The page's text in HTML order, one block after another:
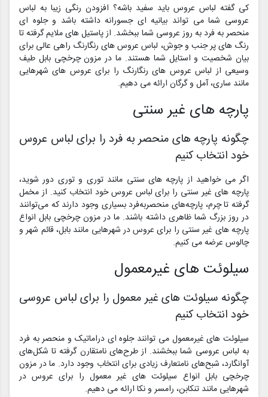
کی گفته لباس عروس باید سفید باشه؟ افزودن رنگی زیبا به لباس
عروسی شما می تواند بیانیه ای جسورانه داشته باشد و جلوه ای
منحصر به فرد به روز عروسی شما ببخشد. از پاستیل های ملایم گرفته تا
رنگ های پر جنب و جوش، لباس عروس های رنگارنگ راهی عالی برای
بیان شخصیت و استایل شما هستند. ما در مزون چرخچی بابل طیف
وسیعی از لباس عروس های رنگارنگ را برای عروس های شهرهایی
مانند ساری، آمل و گرگان ارائه می دهیم.
پارچه های غیر سنتی
چگونه پارچه های منحصر به فرد را برای لباس عروس
خود انتخاب کنیم
اگر می خواهید از پارچه های سنتی مانند توری و توری دور شوید،
پارچه های غیر سنتی را برای لباس عروس خود انتخاب کنید. از مخمل
گرفته تا چرم، پارچه‌های منحصربه‌فرد بسیاری وجود دارند که می‌توانند
در روز بزرگ شما ظاهری داشته باشند. ما در مزون چرخچی بابل انواع
پارچه های غیر سنتی را برای عروس در شهرهایی مانند بابل، قائم شهر و
چالوس عرضه می کنیم.
سیلوئت های غیرمعمول
چگونه سیلوئت های غیر معمول را برای لباس عروسی
خود انتخاب کنیم
سیلوئت های غیرمعمول می توانند جلوه ای دراماتیک و منحصر به فرد
به لباس عروسی شما ببخشند. از طرح‌های نامتقارن گرفته تا شکل‌های
آوانگارد، شبح‌های نامتعارف زیادی برای انتخاب وجود دارد. ما در مزون
چرخچی بابل انواع سیلوئت های غیر معمول را برای عروس در
شهرهایی مانند تنکابن، رامسر و نکا ارائه می دهیم.